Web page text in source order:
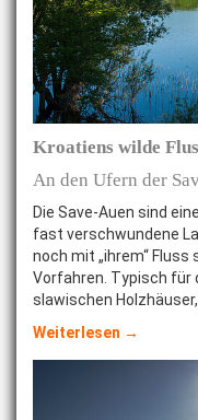
Kroatiens wilde
An den Ufern der
Die Save-Auen sind
fast verschwundene
noch mit „ihrem“
Vorfahren. Typisch für
slawischen Holzhäuser,…
Weiterlesen →